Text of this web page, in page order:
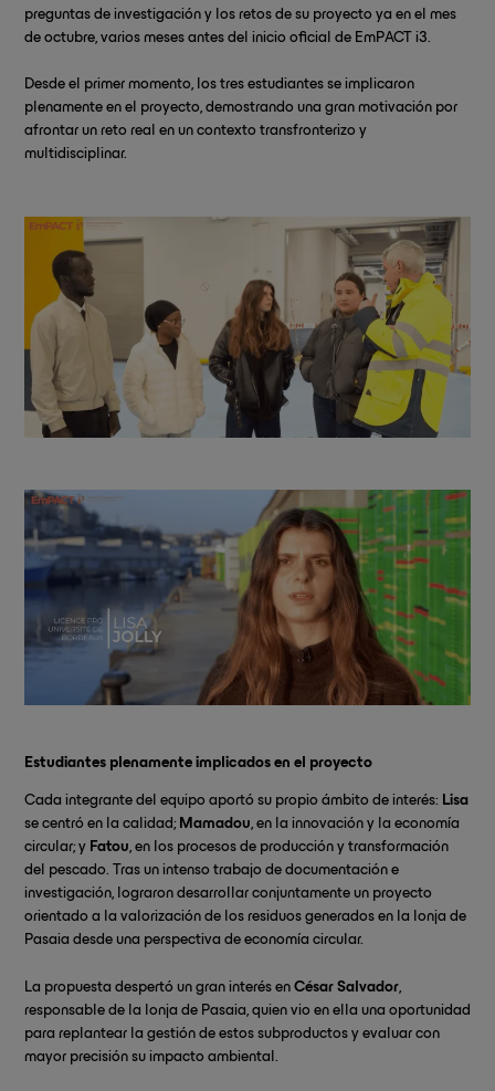
preguntas de investigación y los retos de su proyecto ya en el mes
de octubre, varios meses antes del inicio oficial de EmPACT i3.
Desde el primer momento, los tres estudiantes se implicaron
plenamente en el proyecto, demostrando una gran motivación por
afrontar un reto real en un contexto transfronterizo y
multidisciplinar.
Estudiantes plenamente implicados en el proyecto
Cada integrante del equipo aportó su propio ámbito de interés: Lisa
se centró en la calidad; Mamadou, en la innovación y la economía
circular; y Fatou, en los procesos de producción y transformación
del pescado. Tras un intenso trabajo de documentación e
investigación, lograron desarrollar conjuntamente un proyecto
orientado a la valorización de los residuos generados en la lonja de
Pasaia desde una perspectiva de economía circular.
La propuesta despertó un gran interés en César Salvador,
responsable de la lonja de Pasaia, quien vio en ella una oportunidad
para replantear la gestión de estos subproductos y evaluar con
mayor precisión su impacto ambiental.